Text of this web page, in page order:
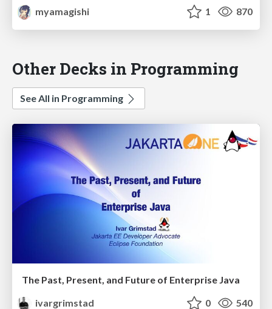
myamagishi
1 870
Other Decks in Programming
See All in Programming
The Past, Present, and Future of Enterprise Java
ivargrimstad
0 540